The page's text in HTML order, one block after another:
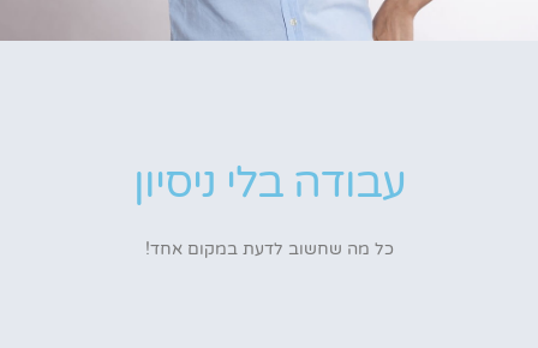
עבודה בלי ניסיון
כל מה שחשוב לדעת במקום אחד!